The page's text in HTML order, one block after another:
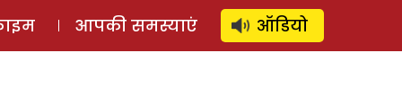
लॉग इन ⚲ SUBSCRIBE
आपकी समस्याएं ऑडियो